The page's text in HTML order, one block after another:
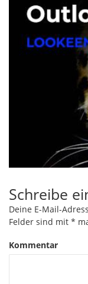
Schreibe
Deine E-Mail-
Felder sind mit *
Kommentar